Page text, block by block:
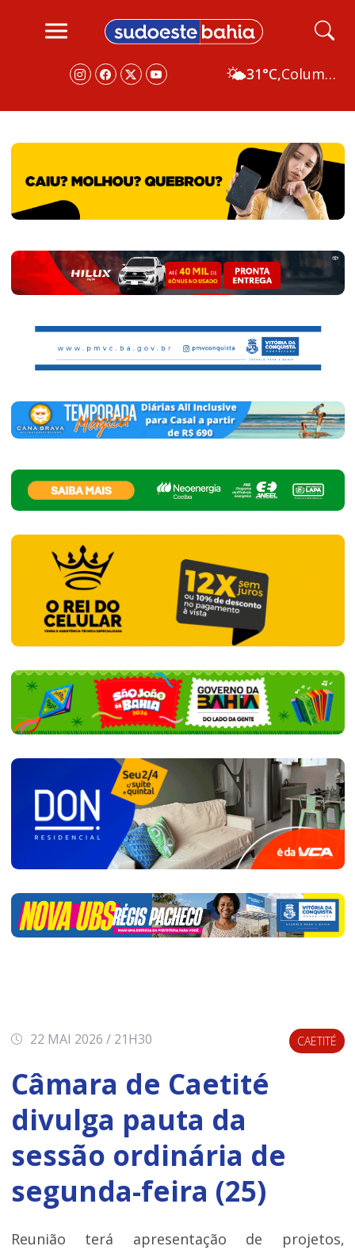
🌤️31°C, Columbus
22 MAI 2026 / 21H30 CAETITÉ
Câmara de Caetité
divulga pauta da
sessão ordinária de
segunda-feira (25)
Reunião terá apresentação de projetos,